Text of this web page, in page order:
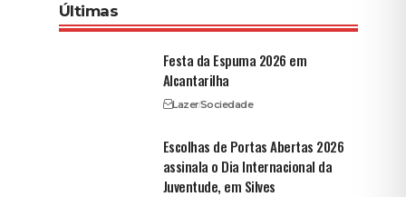
Últimas
Festa da Espuma 2026 em
Alcantarilha
LazerSociedade
Escolhas de Portas Abertas 2026
assinala o Dia Internacional da
Juventude, em Silves